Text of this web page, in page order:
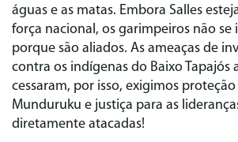
águas e as matas. Embora Salles
força nacional, os garimpeiros não
porque são aliados. As ameaças de
contra os indígenas do Baixo Tapajós
cessaram, por isso, exigimos
Munduruku e justiça para as
diretamente atacadas!